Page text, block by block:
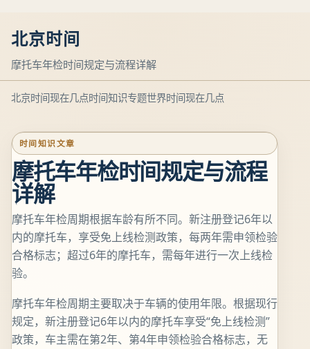
北京时间
摩托车年检时间规定与流程详解
北京时间现在几点时间知识专题世界时间现在几点
时间知识文章
摩托车年检时间规定与流程
详解
摩托车年检周期根据车龄有所不同。新注册登记6年以
内的摩托车，享受免上线检测政策，每两年需申领检验
合格标志；超过6年的摩托车，需每年进行一次上线检
验。
摩托车年检周期主要取决于车辆的使用年限。根据现行
规定，新注册登记6年以内的摩托车享受“免上线检测”
政策，车主需在第2年、第4年申领检验合格标志，无